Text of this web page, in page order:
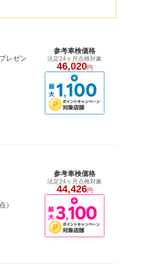
レゼン
参考車検価格
法定24ヶ月点検対象
46,020円
）
参考車検価格
法定24ヶ月点検対象
44,426円